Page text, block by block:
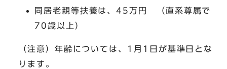
同居老親等扶養は、45万円 （直系尊属で
70歳以上）
（注意）年齢については、1月1日が基準日とな
ります。